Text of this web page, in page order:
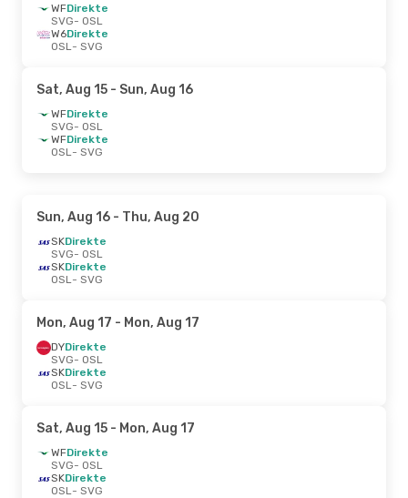
WFDirekte
SVG- OSL
W6Direkte
OSL- SVG
Sat, Aug 15 - Sun, Aug 16
WFDirekte
SVG- OSL
WFDirekte
OSL- SVG
Sun, Aug 16 - Thu, Aug 20
SKDirekte
SVG- OSL
SKDirekte
OSL- SVG
Mon, Aug 17 - Mon, Aug 17
DYDirekte
SVG- OSL
SKDirekte
OSL- SVG
Sat, Aug 15 - Mon, Aug 17
WFDirekte
SVG- OSL
SKDirekte
OSL- SVG